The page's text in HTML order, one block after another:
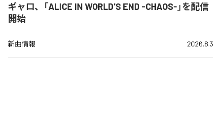
ギャロ、「ALICE IN WORLD'S END -CHAOS-」を配信
開始
新曲情報 2026.8.3